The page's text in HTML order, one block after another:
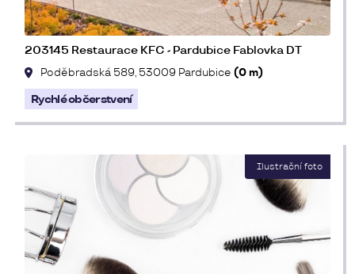
203145 Restaurace KFC - Pardubice Fablovka DT
Poděbradská 589, 53009 Pardubice (0 m)
Rychlé občerstvení